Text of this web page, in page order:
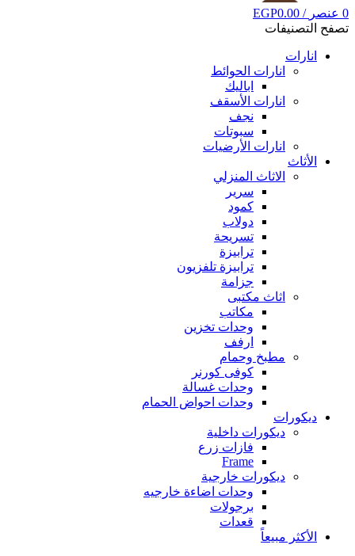
0 عنصر /
EGP0.00
تصفح التصنيفات
انارات
انارات الحوائط
اباليك
انارات الأسقف
نجف
سبوتات
انارات الأرضيات
الأثاث
الاثاث المنزلي
سرير
كمود
دولاب
تسريحة
ترابيزة
ترابيزة تلفزيون
جزامة
اثاث مكتبى
مكاتب
وحدات تخزين
ارفف
مطبخ وحمام
كوفى كورنر
وحدات غسالة
وحدات احواض الحمام
ديكورات
ديكورات داخلية
فازات زرع
Frame
ديكورات خارجية
وحدات اضاءة خارجيه
برجولات
قعدات
الأكثر مبيعاً